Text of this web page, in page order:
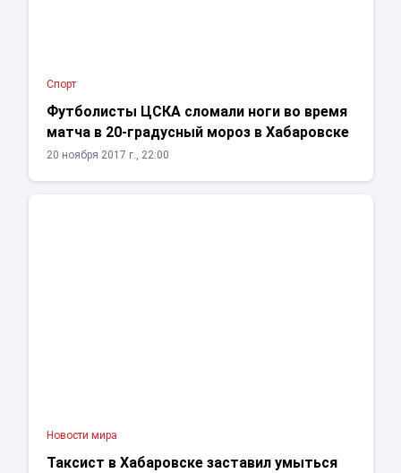
Спорт
Футболисты ЦСКА сломали ноги во время
матча в 20-градусный мороз в Хабаровске
20 ноября 2017 г., 22:00
Новости мира
Таксист в Хабаровске заставил умыться